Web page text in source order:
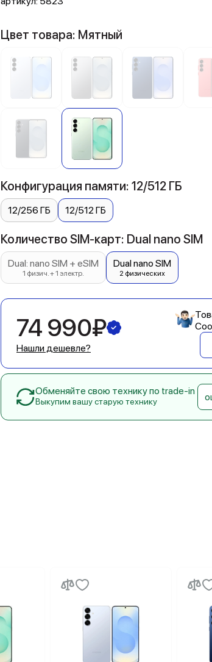
Цвет товара: Мятный
Конфигурация памяти: 12/512 ГБ
12/256 ГБ 12/512 ГБ
Количество SIM-карт: Dual nano SIM
Dual: nano SIM + eSIM
1 физич. + 1 электр.
Dual nano SIM
2 физических
74 990₽
Нашли дешевле?
Обменяйте свою технику по trade-in
Выкупим вашу старую технику